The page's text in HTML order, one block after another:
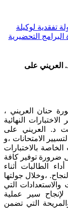
تفقدية لوكيلة
التحضيرية
العريني على
حنان العريني ،
1439/8/21هـ ، سير الاختبارات النهائية
حيث تجولت د. العريني على
الامتحانات ،و
بالاختبارات
ضرورة توفير كافة
الطالبات أثناء
،وخلال جولتها
التي
لإنجاح سير عملية
والمريحة التي تضمن